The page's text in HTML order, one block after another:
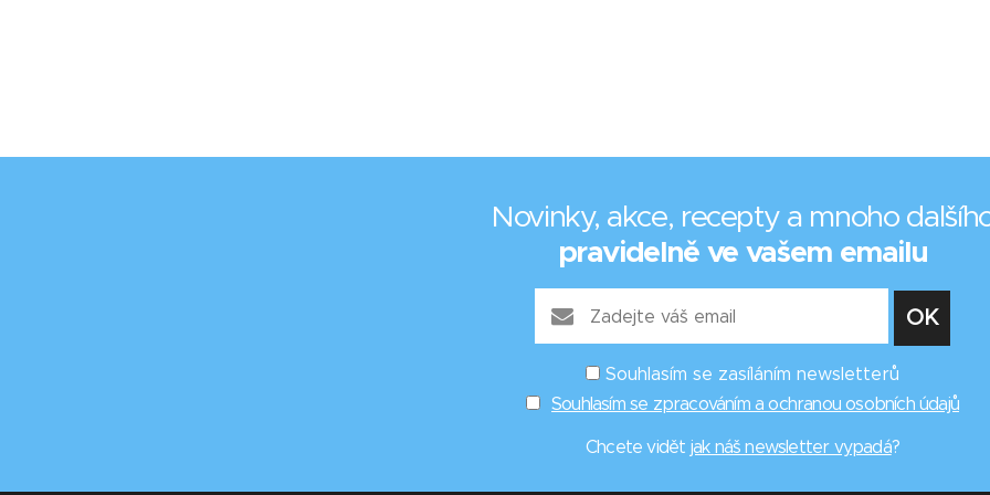
Novinky, akce, recepty a mnoho
pravidelně ve vašem emailu
Souhlasím se zasíláním newsletterů
Souhlasím se zpracováním a ochranou osobních údajů
Chcete vidět jak náš newsletter vypadá?